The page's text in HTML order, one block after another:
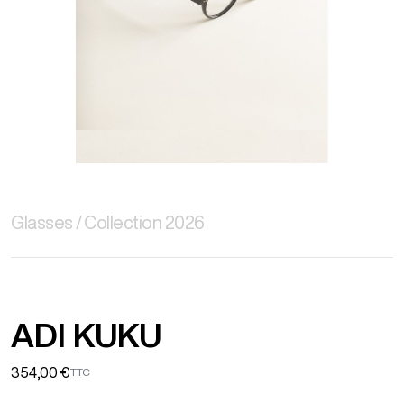
Glasses Collection 2026
ADI KUKU
354,00 €TTC